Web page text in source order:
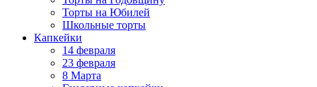
Торты на Юбилей
Школьные торты
Капкейки
14 февраля
23 февраля
8 Марта